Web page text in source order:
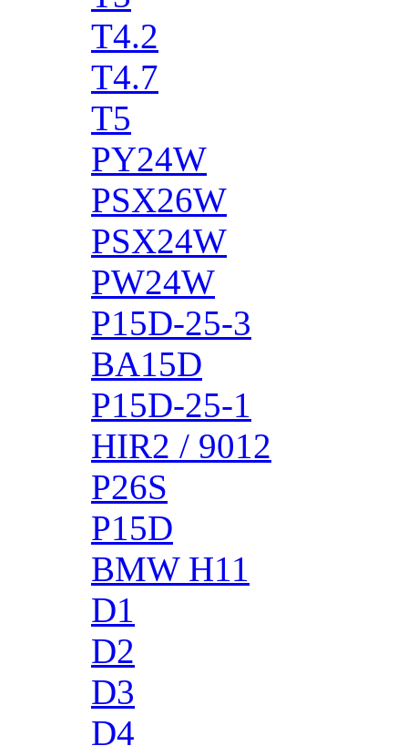
T4.2
T4.7
T5
PY24W
PSX26W
PSX24W
PW24W
P15D-25-3
BA15D
P15D-25-1
HIR2 / 9012
P26S
P15D
BMW H11
D1
D2
D3
D4